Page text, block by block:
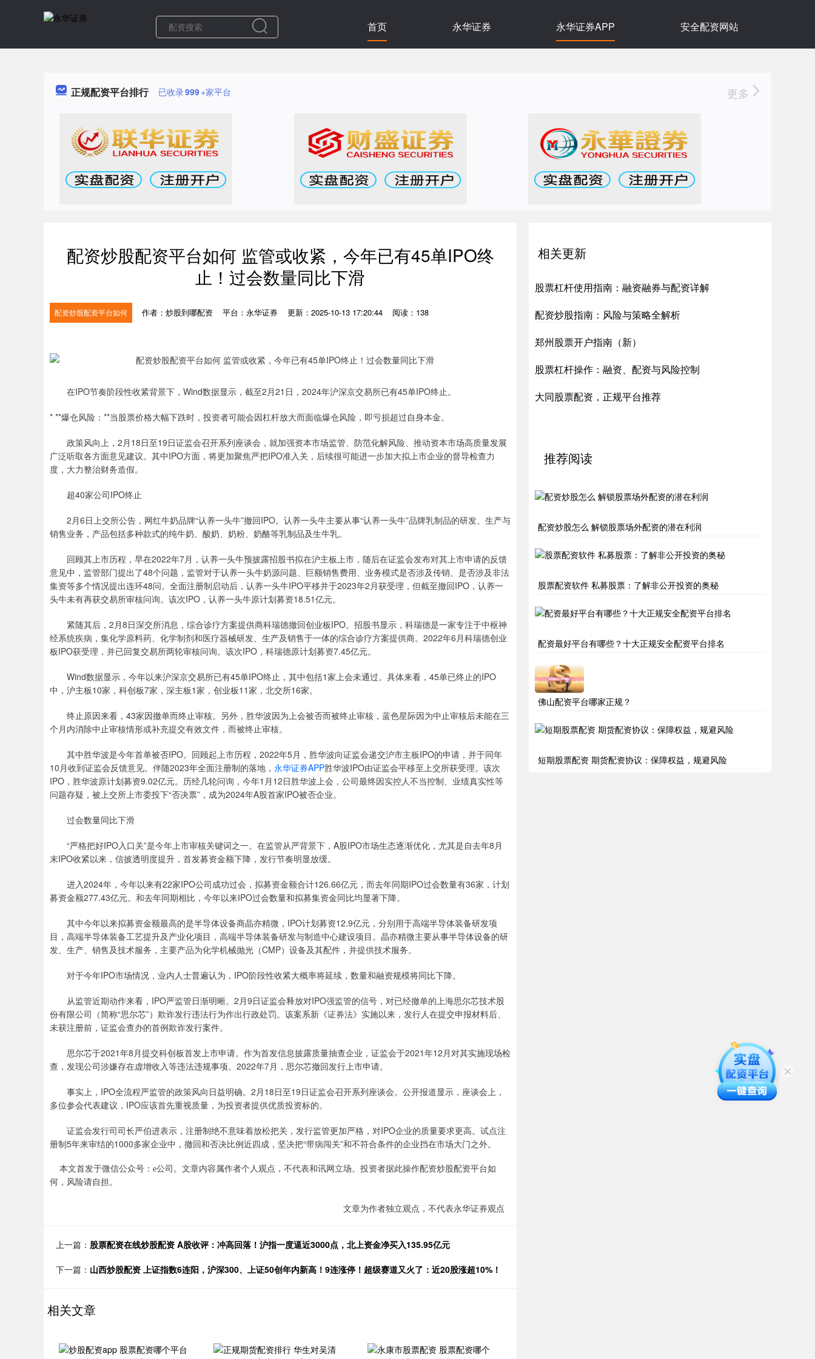
首页 永华证券 永华证券APP 安全配资网站
正规配资平台排行 已收录999+家平台 更多
配资炒股配资平台如何 监管或收紧，今年已有45单IPO终
止！过会数量同比下滑
配资炒股配资平台如何 作者：炒股到哪配资 平台：永华证券 更新：2025-10-13 17:20:44 阅读：138
在IPO节奏阶段性收紧背景下，Wind数据显示，截至2月21日，2024年沪深京交易所已有45单IPO终止。
* **爆仓风险：**当股票价格大幅下跌时，投资者可能会因杠杆放大而面临爆仓风险，即亏损超过自身本金。
政策风向上，2月18日至19日证监会召开系列座谈会，就加强资本市场监管、防范化解风险、推动资本市场高质量发展
广泛听取各方面意见建议。其中IPO方面，将更加聚焦严把IPO准入关，后续很可能进一步加大拟上市企业的督导检查力
度，大力整治财务造假。
超40家公司IPO终止
2月6日上交所公告，网红牛奶品牌“认养一头牛”撤回IPO。认养一头牛主要从事“认养一头牛”品牌乳制品的研发、生产与
销售业务，产品包括多种款式的纯牛奶、酸奶、奶粉、奶酪等乳制品及生牛乳。
回顾其上市历程，早在2022年7月，认养一头牛预披露招股书拟在沪主板上市，随后在证监会发布对其上市申请的反馈
意见中，监管部门提出了48个问题，监管对于认养一头牛奶源问题、巨额销售费用、业务模式是否涉及传销、是否涉及非法
集资等多个情况提出连环48问。全面注册制启动后，认养一头牛IPO平移并于2023年2月获受理，但截至撤回IPO，认养一
头牛未有再获交易所审核问询。该次IPO，认养一头牛原计划募资18.51亿元。
紧随其后，2月8日深交所消息，综合诊疗方案提供商科瑞德撤回创业板IPO。招股书显示，科瑞德是一家专注于中枢神
经系统疾病，集化学原料药、化学制剂和医疗器械研发、生产及销售于一体的综合诊疗方案提供商。2022年6月科瑞德创业
板IPO获受理，并已回复交易所两轮审核问询。该次IPO，科瑞德原计划募资7.45亿元。
Wind数据显示，今年以来沪深京交易所已有45单IPO终止，其中包括1家上会未通过。具体来看，45单已终止的IPO
中，沪主板10家，科创板7家，深主板1家，创业板11家，北交所16家。
终止原因来看，43家因撤单而终止审核。另外，胜华波因为上会被否而被终止审核，蓝色星际因为中止审核后未能在三
个月内消除中止审核情形或补充提交有效文件，而被终止审核。
其中胜华波是今年首单被否IPO。回顾起上市历程，2022年5月，胜华波向证监会递交沪市主板IPO的申请，并于同年
10月收到证监会反馈意见。伴随2023年全面注册制的落地， 永华证券APP胜华波IPO由证监会平移至上交所获受理。该次
IPO，胜华波原计划募资9.02亿元。历经几轮问询，今年1月12日胜华波上会，公司最终因实控人不当控制、业绩真实性等
问题存疑，被上交所上市委投下“否决票”，成为2024年A股首家IPO被否企业。
过会数量同比下滑
“严格把好IPO入口关”是今年上市审核关键词之一。在监管从严背景下，A股IPO市场生态逐渐优化，尤其是自去年8月
末IPO收紧以来，信披透明度提升，首发募资金额下降，发行节奏明显放缓。
进入2024年，今年以来有22家IPO公司成功过会，拟募资金额合计126.66亿元，而去年同期IPO过会数量有36家，计划
募资金额277.43亿元。和去年同期相比，今年以来IPO过会数量和拟募集资金同比均显著下降。
其中今年以来拟募资金额最高的是半导体设备商晶亦精微，IPO计划募资12.9亿元，分别用于高端半导体装备研发项
目，高端半导体装备工艺提升及产业化项目，高端半导体装备研发与制造中心建设项目。晶亦精微主要从事半导体设备的研
发、生产、销售及技术服务，主要产品为化学机械抛光（CMP）设备及其配件，并提供技术服务。
对于今年IPO市场情况，业内人士普遍认为，IPO阶段性收紧大概率将延续，数量和融资规模将同比下降。
从监管近期动作来看，IPO严监管日渐明晰。2月9日证监会释放对IPO强监管的信号，对已经撤单的上海思尔芯技术股
份有限公司（简称“思尔芯”）欺诈发行违法行为作出行政处罚。该案系新《证券法》实施以来，发行人在提交申报材料后、
未获注册前，证监会查办的首例欺诈发行案件。
思尔芯于2021年8月提交科创板首发上市申请。作为首发信息披露质量抽查企业，证监会于2021年12月对其实施现场检
查，发现公司涉嫌存在虚增收入等违法违规事项。2022年7月，思尔芯撤回发行上市申请。
事实上，IPO全流程严监管的政策风向日益明确。2月18日至19日证监会召开系列座谈会。公开报道显示，座谈会上，
多位参会代表建议，IPO应该首先重视质量，为投资者提供优质投资标的。
证监会发行司司长严伯进表示，注册制绝不意味着放松把关，发行监管更加严格，对IPO企业的质量要求更高。试点注
册制5年来审结的1000多家企业中，撤回和否决比例近四成，坚决把“带病闯关”和不符合条件的企业挡在市场大门之外。
本文首发于微信公众号：e公司。文章内容属作者个人观点，不代表和讯网立场。投资者据此操作配资炒股配资平台如
何，风险请自担。
文章为作者独立观点，不代表永华证券观点
上一篇： 股票配资在线炒股配资 A股收评：冲高回落！沪指一度逼近3000点，北上资金净买入135.95亿元
下一篇： 山西炒股配资 上证指数6连阳，沪深300、上证50创年内新高！9连涨停！超级赛道又火了：近20股涨超10%！
相关文章
相关更新
股票杠杆使用指南：融资融券与配资详解
配资炒股指南：风险与策略全解析
郑州股票开户指南（新）
股票杠杆操作：融资、配资与风险控制
大同股票配资，正规平台推荐
推荐阅读
配资炒股怎么 解锁股票场外配资的潜在利润
股票配资软件 私募股票：了解非公开投资的奥秘
配资最好平台有哪些？十大正规安全配资平台排名
佛山配资平台哪家正规？
短期股票配资 期货配资协议：保障权益，规避风险